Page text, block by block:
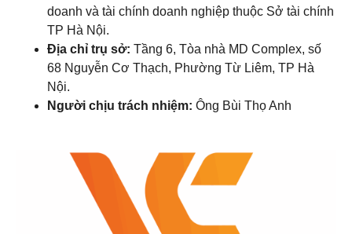
doanh và tài chính doanh nghiệp thuộc Sở tài chính
TP Hà Nội.
Địa chỉ trụ sở: Tầng 6, Tòa nhà MD Complex, số
68 Nguyễn Cơ Thạch, Phường Từ Liêm, TP Hà
Nội.
Người chịu trách nhiệm: Ông Bùi Thọ Anh